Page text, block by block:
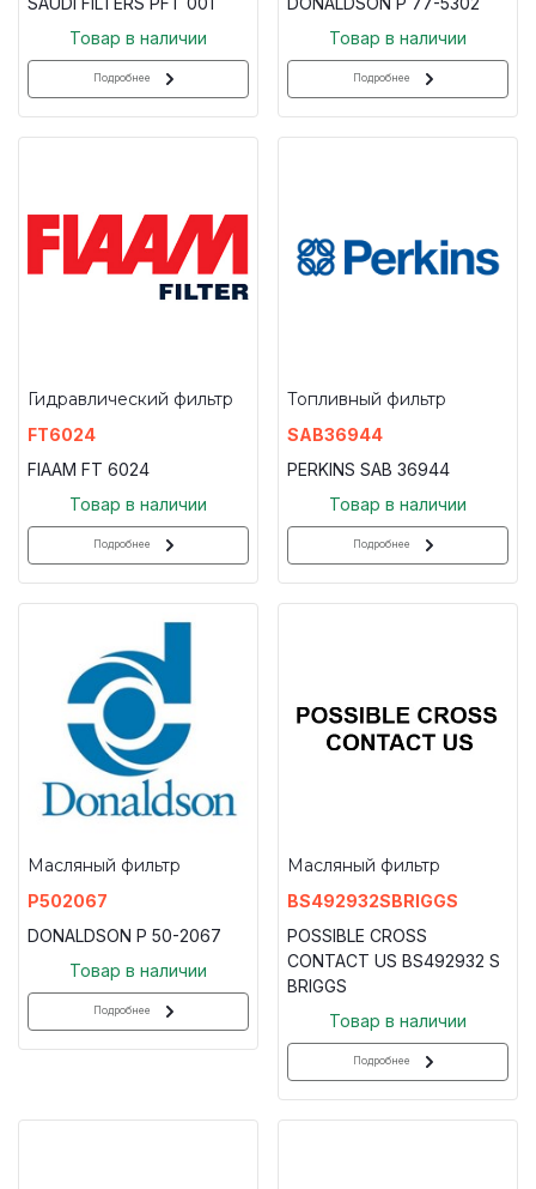
Товар в наличии
Подробнее
Товар в наличии
Подробнее
Гидравлический фильтр
FT6024
FIAAM FT 6024
Товар в наличии
Подробнее
Топливный фильтр
SAB36944
PERKINS SAB 36944
Товар в наличии
Подробнее
Масляный фильтр
P502067
DONALDSON P 50-2067
Товар в наличии
Подробнее
Масляный фильтр
BS492932SBRIGGS
POSSIBLE CROSS
CONTACT US BS492932 S
BRIGGS
Товар в наличии
Подробнее